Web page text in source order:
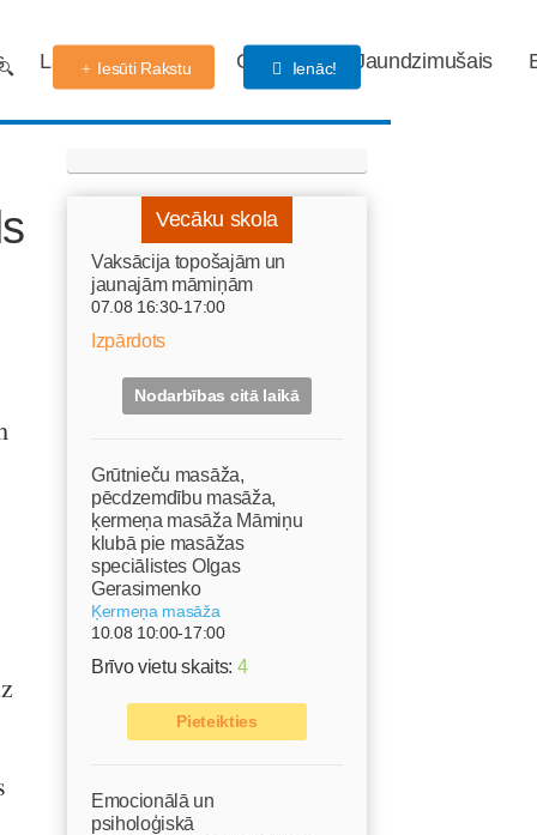
Labdarības fonds Gaidības Jaundzimušais
Iesūti Rakstu Ienāc!
Vecāku skola
Vaksācija topošajām un
jaunajām māmiņām
07.08 16:30-17:00
Izpārdots
Nodarbības citā laikā
Grūtnieču masāža,
pēcdzemdību masāža,
ķermeņa masāža Māmiņu
klubā pie masāžas
speciālistes Olgas
Gerasimenko
Ķermeņa masāža
10.08 10:00-17:00
Brīvo vietu skaits: 4
Pieteikties
Emocionālā un
psiholoģiskā